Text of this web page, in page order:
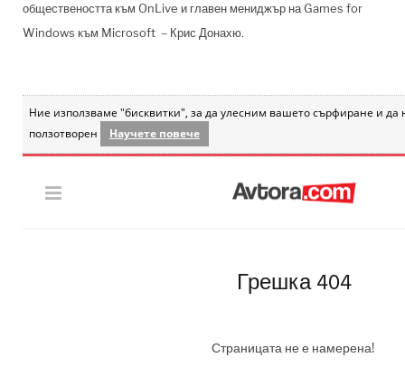
обществеността към OnLive и главен мениджър на Games for
Windows към Microsoft – Крис Донахю.